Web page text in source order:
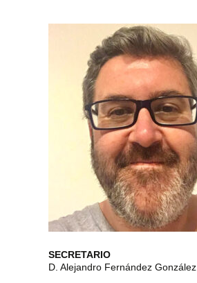
SECRETARIO
D. Alejandro Fernández González